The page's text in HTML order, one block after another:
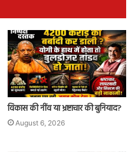
विकास की नींव या भ्रष्टाचार की बुनियाद?
August 6, 2026